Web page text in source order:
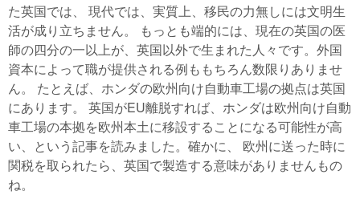
た英国では、 現代では、実質上、移民の力無しには文明生
活が成り立ちません。 もっとも端的には、現在の英国の医
師の四分の一以上が、英国以外で生まれた人々です。外国
資本によって職が提供される例ももちろん数限りありませ
ん。 たとえば、ホンダの欧州向け自動車工場の拠点は英国
にあります。 英国がEU離脱すれば、ホンダは欧州向け自動
車工場の本拠を欧州本土に移設することになる可能性が高
い、という記事を読みました。確かに、 欧州に送った時に
関税を取られたら、英国で製造する意味がありませんもの
ね。